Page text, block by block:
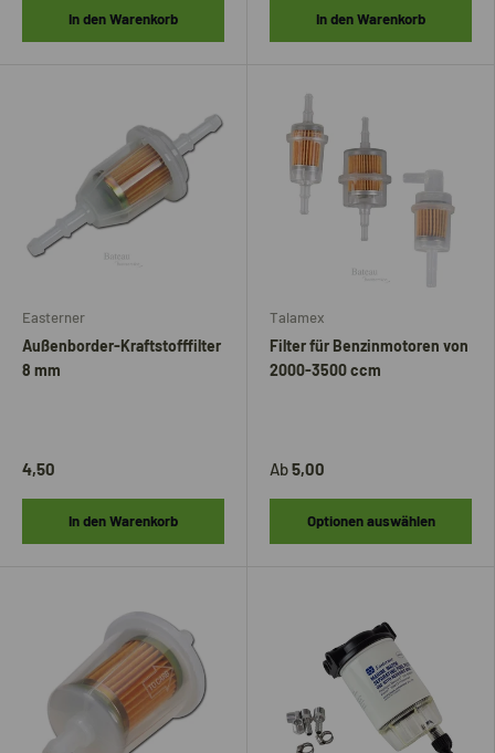
In den Warenkorb In den Warenkorb
Easterner
Außenborder-Kraftstofffilter
8 mm
4,50
In den Warenkorb
Talamex
Filter für Benzinmotoren von
2000-3500 ccm
Ab5,00
Optionen auswählen